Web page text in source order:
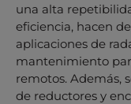
una alta
eficiencia, hacen
aplicaciones de
mantenimiento
remotos. Además,
de reductores y